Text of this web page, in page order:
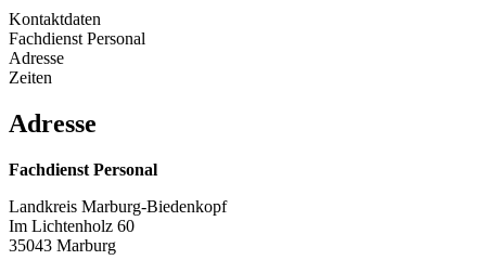
Kontaktdaten
Fachdienst Personal
Adresse
Zeiten
Adresse
Fachdienst Personal
Landkreis Marburg-Biedenkopf
Im Lichtenholz 60
35043 Marburg